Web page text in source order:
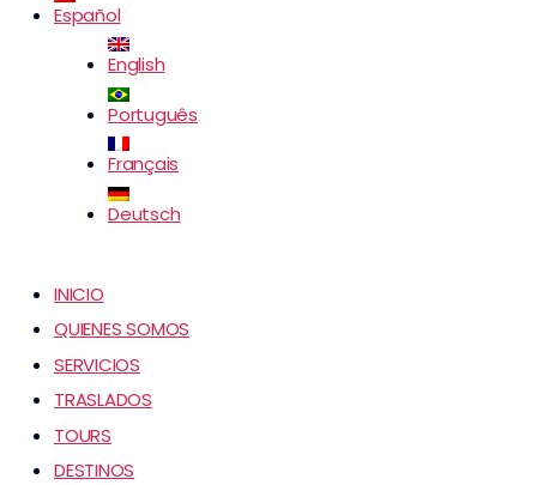
Español
English
Português
Français
Deutsch
INICIO
QUIENES SOMOS
SERVICIOS
TRASLADOS
TOURS
DESTINOS